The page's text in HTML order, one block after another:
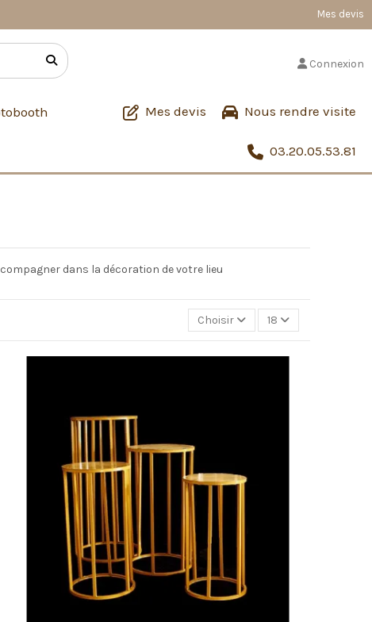
Mes devis
Connexion
Nous rendre visite
Mes devis
03.20.05.53.81
dans la décoration de votre lieu
Choisir 18